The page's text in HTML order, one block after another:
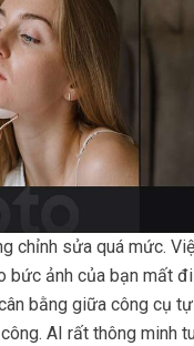
chỉnh sửa quá mức.
bức ảnh của bạn mất
bằng giữa công cụ
AI rất thông minh